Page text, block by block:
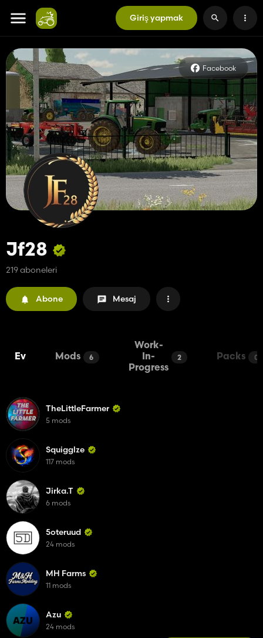
Giriş yapmak
Facebook
Jf28
219 aboneleri
Abone Mesaj
Ev Mods 6
Work-
In-
Progress
2 Packs 0
TheLittleFarmer
5 mods
Squigglze
117 mods
Jirka.T
6 mods
5oteruud
24 mods
MH Farms
11 mods
Azu
24 mods